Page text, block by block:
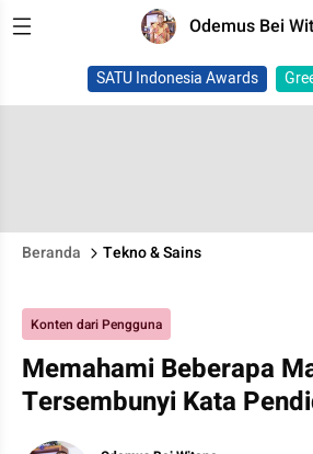
Odemus Bei
SATU Indonesia Awards
Beranda Tekno & Sains
Konten dari Pengguna
Memahami Beberapa
Tersembunyi Kata